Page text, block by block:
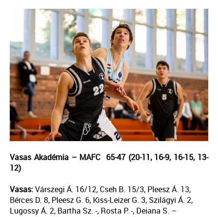
Vasas Akadémia – MAFC 65-47 (20-11, 16-9, 16-15, 13-
12)
Vasas:Várszegi Á. 16/12, Cseh B. 15/3, Pleesz Á. 13,
Bérces D. 8, Pleesz G. 6, Kiss-Leizer G. 3, Szilágyi Á. 2,
Lugossy Á. 2, Bartha Sz. -, Rosta P. -, Deiana S. –